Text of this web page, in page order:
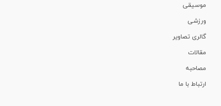
موسیقی
ورزشی
گالری تصاویر
مقالات
مصاحبه
ارتباط با ما